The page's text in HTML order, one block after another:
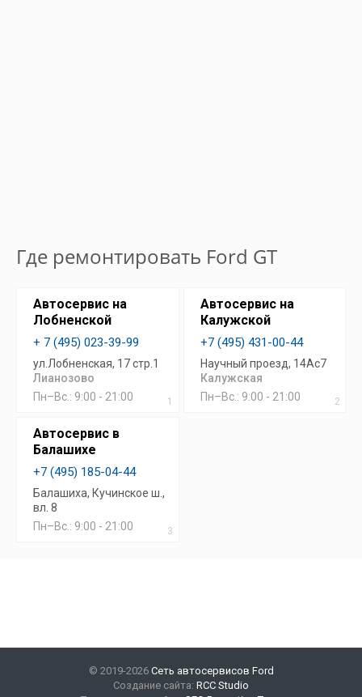
Где ремонтировать Ford GT
1
Автосервис на
Лобненской
+ 7 (495) 023-39-99
ул.Лобненская, 17 стр.1
Лианозово
Пн–Вс.: 9:00 - 21:00
2
Автосервис на
Калужской
+7 (495) 431-00-44
Научный проезд, 14Ас7
Калужская
Пн–Вс.: 9:00 - 21:00
3
Автосервис в
Балашихе
+7 (495) 185-04-44
Балашиха, Кучинское ш.,
вл. 8
Пн–Вс.: 9:00 - 21:00
© 2019-2026 Сеть автосервисов Ford
Создание сайта: RCC Studio